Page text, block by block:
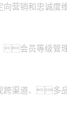
向营销和忠诚
、会员等
跨渠道、